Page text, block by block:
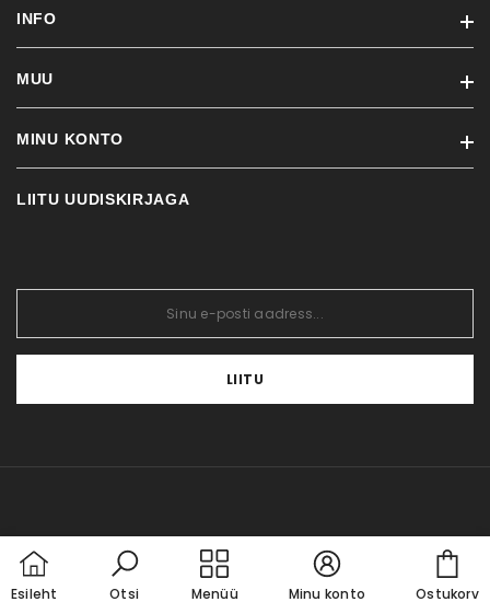
INFO
Ostutingimused
Transport
Meist
MUU
Kaubamärgid
Uued tooted
MINU KONTO
Minu konto
LIITU UUDISKIRJAGA
LIITU
Esileht Otsi Menüü Minu konto
Ostukorv